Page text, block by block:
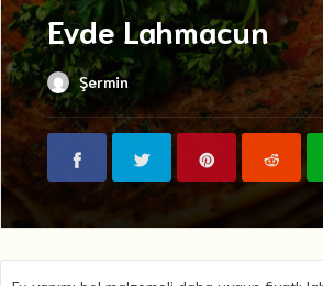
Evde Lahmacun
Şermin